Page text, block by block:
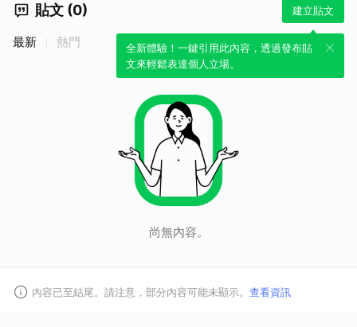
貼文 (0) 建立貼文
全新體驗！一鍵引用此內容，透過發布貼
文來輕鬆表達個人立場。
最新 熱門
尚無內容。
內容已至結尾。請注意，部分內容可能未顯示。 查看資訊